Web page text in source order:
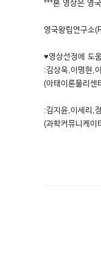
***본 영상은 영
영국왕립연구소
♥영상선정에 도
:김상욱,이명현,
(아태이론물리센
:김지윤,이세리,
(과학커뮤니케이